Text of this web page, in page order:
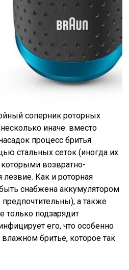
соперник роторных
иначе: вместо
процесс бритья
стальных сеток (иногда их
возвратно-
лезвие. Как и роторная
снабжена аккумулятором
предпочтительны), а также
только подзарядит
его, что особенно
бритье, которое так